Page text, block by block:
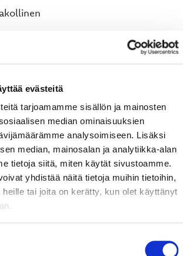
evästeitä
tarjoamamme sisällön ja mainosten
median ominaisuuksien
analysoimiseen. Lisäksi
median, mainosalan ja analytiikka-alan
tietoja siitä, miten käytät sivustoamme.
yhdistää näitä tietoja muihin tietoihin,
heille tai joita on kerätty, kun olet käyttänyt